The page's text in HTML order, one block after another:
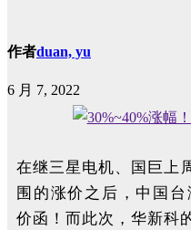
作者duan, yu
6 月 7, 2022
在继三星电机、国巨上
围的涨价之后，中国
价函！而此次，华新科